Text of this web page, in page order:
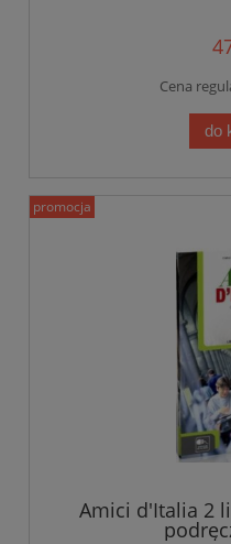
Cena
do
Amici d'Italia 2
promocja